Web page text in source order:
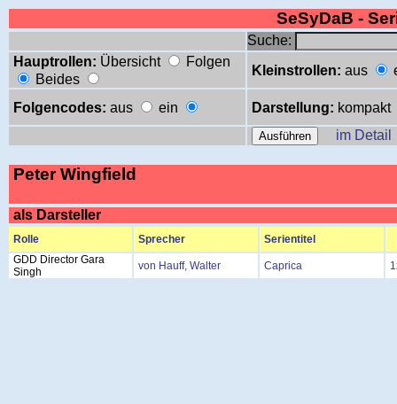
SeSyDaB -
Suche:
Hauptrollen: Übersicht
Folgen
Beides
Kleinstrollen: aus
Folgencodes: aus ein Darstellung: kompakt
im Detail
Peter Wingfield
als Darsteller
Rolle Sprecher
Serientitel
GDD Director Gara
Singh
von Hauff, Walter Caprica